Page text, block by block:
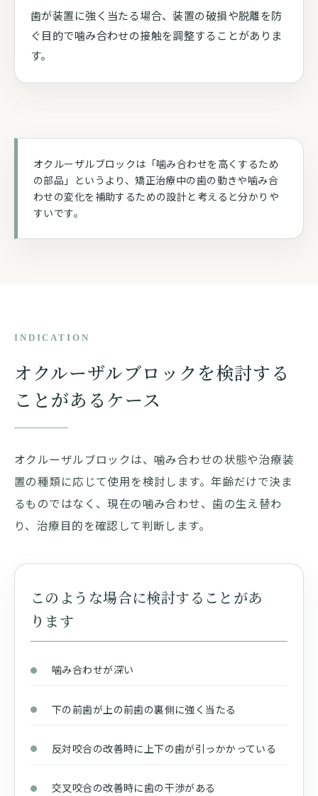
歯が装置に強く当たる場合、装置の破損や脱離を防
ぐ目的で噛み合わせの接触を調整することがありま
す。
オクルーザルブロックは「噛み合わせを高くするため
の部品」というより、矯正治療中の歯の動きや噛み合
わせの変化を補助するための設計と考えると分かりや
すいです。
INDICATION
オクルーザルブロックを検討する
ことがあるケース
オクルーザルブロックは、噛み合わせの状態や治療装
置の種類に応じて使用を検討します。年齢だけで決ま
るものではなく、現在の噛み合わせ、歯の生え替わ
り、治療目的を確認して判断します。
このような場合に検討することがあ
ります
噛み合わせが深い
下の前歯が上の前歯の裏側に強く当たる
反対咬合の改善時に上下の歯が引っかかっている
交叉咬合の改善時に歯の干渉がある